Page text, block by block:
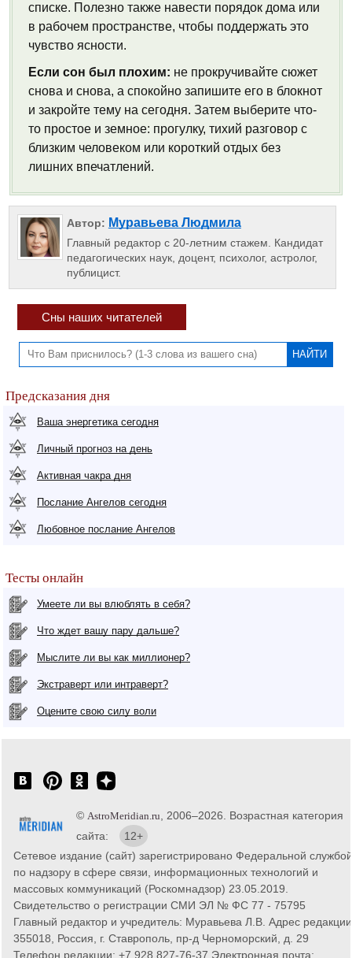
списке. Полезно также навести порядок дома или
в рабочем пространстве, чтобы поддержать это
чувство ясности.
Если сон был плохим: не прокручивайте сюжет
снова и снова, а спокойно запишите его в блокнот
и закройте тему на сегодня. Затем выберите что-
то простое и земное: прогулку, тихий разговор с
близким человеком или короткий отдых без
лишних впечатлений.
Автор: Муравьева Людмила
Главный редактор с 20-летним стажем. Кандидат
педагогических наук, доцент, психолог, астролог,
публицист.
Сны наших читателей
Предсказания дня
Ваша энергетика сегодня
Личный прогноз на день
Активная чакра дня
Послание Ангелов сегодня
Любовное послание Ангелов
Тесты онлайн
Умеете ли вы влюблять в себя?
Что ждет вашу пару дальше?
Мыслите ли вы как миллионер?
Экстраверт или интраверт?
Оцените свою силу воли
© AstroMeridian.ru , 2006–2026. Возрастная категория
сайта:
12+
Сетевое издание (сайт) зарегистрировано Федеральной службой
по надзору в сфере связи, информационных технологий и
массовых коммуникаций (Роскомнадзор) 23.05.2019.
Свидетельство о регистрации СМИ ЭЛ № ФС 77 - 75795
Главный редактор и учредитель: Муравьева Л.В. Адрес
355018, Россия, г. Ставрополь, пр-д Черноморский, д. 29
Телефон редакции: +7 928 827-76-37 Электронная почта: